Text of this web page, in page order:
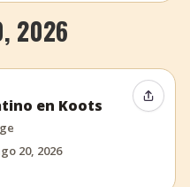
2026
en Koots
20, 2026